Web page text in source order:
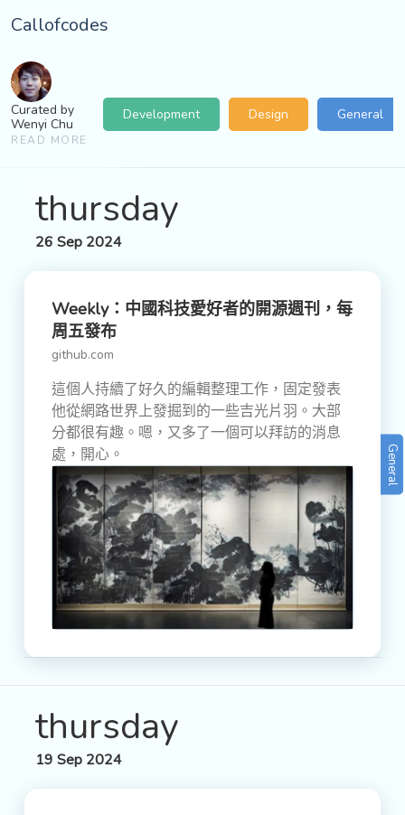
Callofcodes
Curated by
Wenyi Chu
READ MORE
Development Design General
thursday
26 Sep 2024
Weekly：中國科技愛好者的開源週刊，每
周五發布
github.com
這個人持續了好久的編輯整理工作，固定發表
他從網路世界上發掘到的一些吉光片羽。大部
分都很有趣。嗯，又多了一個可以拜訪的消息
處，開心。
General
thursday
19 Sep 2024